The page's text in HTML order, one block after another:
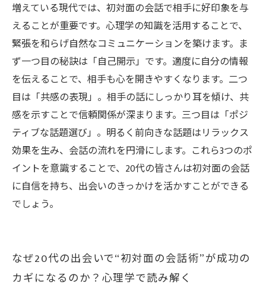
増えている現代では、初対面の会話で相手に好印象を与
えることが重要です。心理学の知識を活用することで、
緊張を和らげ自然なコミュニケーションを築けます。ま
ず一つ目の秘訣は「自己開示」です。適度に自分の情報
を伝えることで、相手も心を開きやすくなります。二つ
目は「共感の表現」。相手の話にしっかり耳を傾け、共
感を示すことで信頼関係が深まります。三つ目は「ポジ
ティブな話題選び」。明るく前向きな話題はリラックス
効果を生み、会話の流れを円滑にします。これら3つのポ
イントを意識することで、20代の皆さんは初対面の会話
に自信を持ち、出会いのきっかけを活かすことができる
でしょう。
なぜ20代の出会いで“初対面の会話術”が成功の
カギになるのか？心理学で読み解く